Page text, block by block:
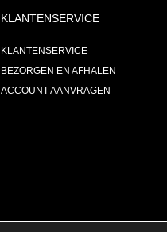
KLANTENSERVICE
KLANTENSERVICE
BEZORGEN EN AFHALEN
ACCOUNT AANVRAGEN